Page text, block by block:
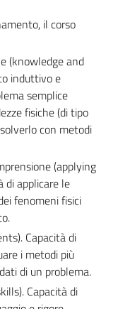
il corso
(knowledge and
induttivo e
semplice
fisiche (di tipo
con metodi
(applying
di applicare le
fenomeni fisici
Capacità di
i metodi più
di un problema.
Capacità di